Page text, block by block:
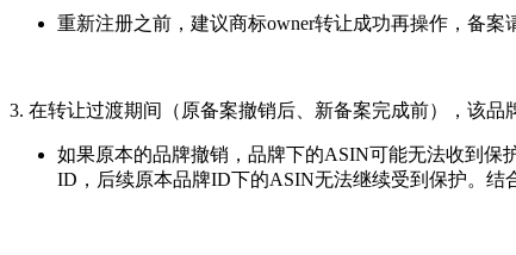
重新注册之前，建议商标owner转让成功再操作，备案
3. 在转让过渡期间（原备案撤销后、新备案完成前），该
如果原本的品牌撤销，品牌下的ASIN可能无法收到
ID，后续原本品牌ID下的ASIN无法继续受到保护。